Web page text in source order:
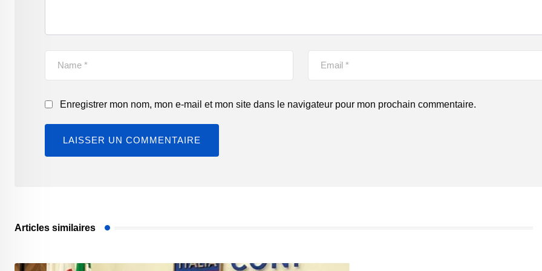
Enregistrer mon nom, mon e-mail et mon site dans le navigateur pour mon prochain commentaire.
Articles similaires